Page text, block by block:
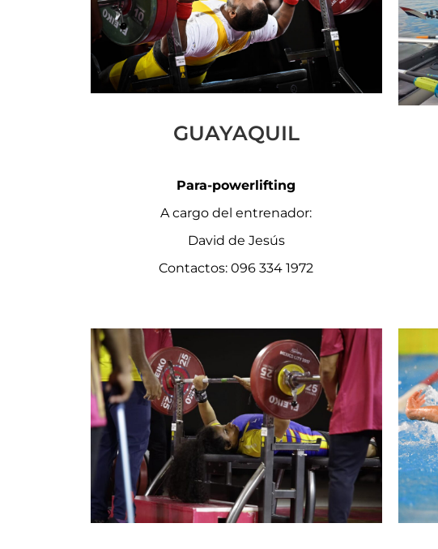
GUAYAQUIL
Para-powerlifting
A cargo del entrenador:
David de Jesús
Contactos: 096 334 1972